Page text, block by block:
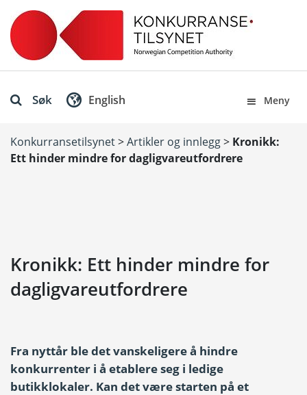
Søk Meny
English
Konkurransetilsynet>Artikler og innlegg> Kronikk:
Ett hinder mindre for dagligvareutfordrere
Kronikk: Ett hinder mindre for
dagligvareutfordrere
Fra nyttår ble det vanskeligere å hindre
konkurrenter i å etablere seg i ledige
butikklokaler. Kan det være starten på et